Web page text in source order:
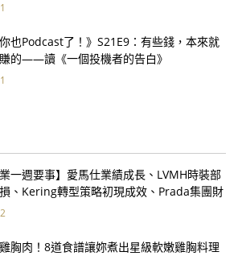
你也Podcast了！》S21E9：有些錢，本來就
的——讀《一個投機者的告白》
業一週要事】愛馬仕業績成長、LVMH時裝部
、Kering轉型策略初現成效、Prada集團財
胸肉！8道食譜讓妳煮出星級軟嫩雞胸料理